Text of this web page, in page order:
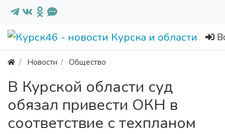
Новости Общество
В Курской области суд
обязал привести ОКН в
соответствие с техпланом